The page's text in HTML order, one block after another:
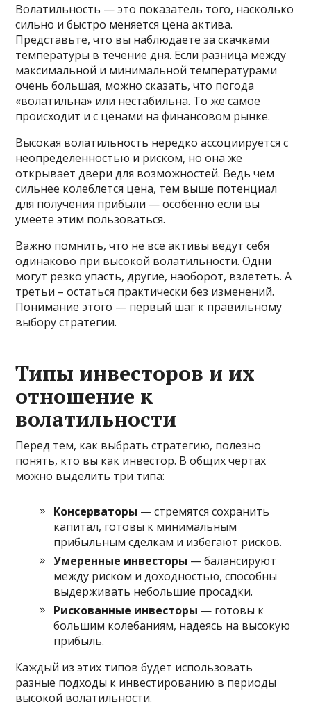
Волатильность — это показатель того, насколько
сильно и быстро меняется цена актива.
Представьте, что вы наблюдаете за скачками
температуры в течение дня. Если разница между
максимальной и минимальной температурами
очень большая, можно сказать, что погода
«волатильна» или нестабильна. То же самое
происходит и с ценами на финансовом рынке.
Высокая волатильность нередко ассоциируется с
неопределенностью и риском, но она же
открывает двери для возможностей. Ведь чем
сильнее колеблется цена, тем выше потенциал
для получения прибыли — особенно если вы
умеете этим пользоваться.
Важно помнить, что не все активы ведут себя
одинаково при высокой волатильности. Одни
могут резко упасть, другие, наоборот, взлететь. А
третьи – остаться практически без изменений.
Понимание этого — первый шаг к правильному
выбору стратегии.
Типы инвесторов и их
отношение к
волатильности
Перед тем, как выбрать стратегию, полезно
понять, кто вы как инвестор. В общих чертах
можно выделить три типа:
Консерваторы — стремятся сохранить
капитал, готовы к минимальным
прибыльным сделкам и избегают рисков.
Умеренные инвесторы — балансируют
между риском и доходностью, способны
выдерживать небольшие просадки.
Рискованные инвесторы — готовы к
большим колебаниям, надеясь на высокую
прибыль.
Каждый из этих типов будет использовать
разные подходы к инвестированию в периоды
высокой волатильности.